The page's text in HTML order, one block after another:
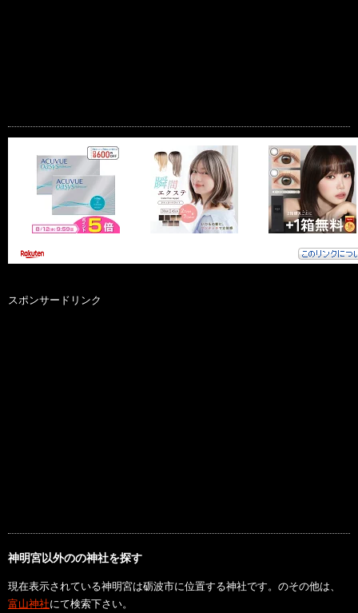
スポンサードリンク
神明宮以外のの神社を探す
現在表示されている神明宮は砺波市に位置する神社です。のその他は、
富山神社にて検索下さい。